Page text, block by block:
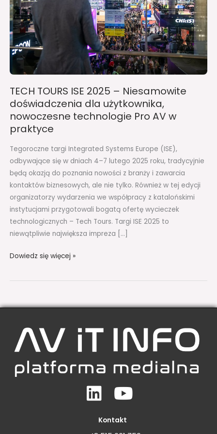
TECH TOURS ISE 2025 – Niesamowite
doświadczenia dla użytkownika,
nowoczesne technologie Pro AV w
praktyce
Tegoroczne targi Integrated Systems Europe (ISE),
odbywające się w dniach 4–7 lutego 2025 roku, tradycyjnie
będą okazją do poznania nowości z branży i zawarcia
kontaktów biznesowych, ale nie tylko. Również w tej edycji
organizatorzy wydarzenia we współpracy z katalońskimi
instytucjami przygotowali bogatą ofertę wycieczek
technologicznych – Tech Tours. Targi ISE 2025 to
niewątpliwie największa impreza […]
Niesamowite
doświadczenia
dla
użytkownika,
nowoczesne
technologie
AV
w
praktyce
Dowiedz się więcej »
LinkedinYoutube
Kontakt